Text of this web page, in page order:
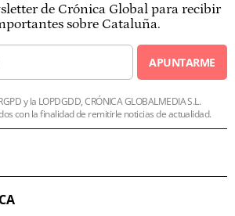
de Crónica Global para recibir
sobre Cataluña.
APUNTARME
y la LOPDGDD, CRÓNICA GLOBALMEDIA S.L.
con la finalidad de remitirle noticias de actualidad.